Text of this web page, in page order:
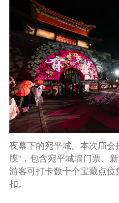
夜幕下的宛平城。本次庙会
牒”，包含宛平城墙门票、
游客可打卡数十个宝藏点
扣。